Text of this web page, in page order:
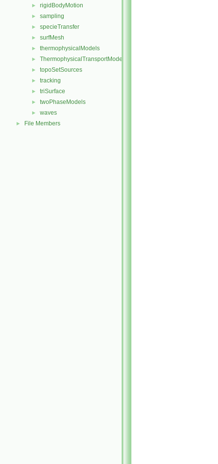
► rigidBodyMotion
► sampling
► specieTransfer
► surfMesh
► thermophysicalModels
► ThermophysicalTransportModels
► topoSetSources
► tracking
► triSurface
► twoPhaseModels
► waves
► File Members